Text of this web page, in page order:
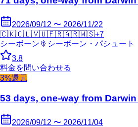
2026/09/12 〜 2026/11/22
🇨🇰🇨🇱🇻🇺🇫🇷🇦🇷🇼🇸+7
シーボーン 🚢 シーボーン・パシュート
3.8
料金を問い合わせる
3%還元
53 days, one-way from
2026/09/12 〜 2026/11/04